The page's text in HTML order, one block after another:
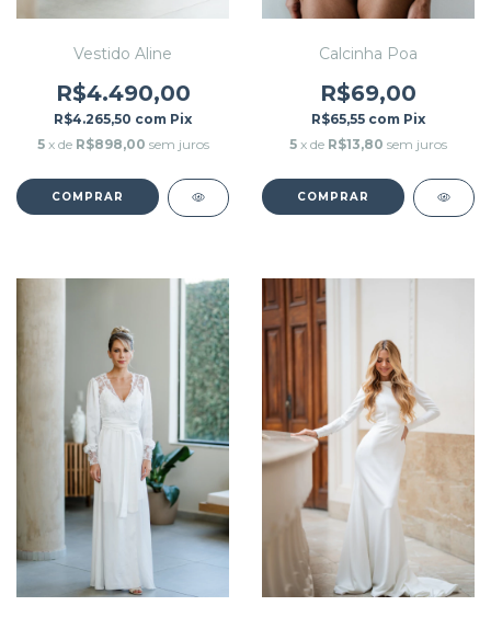
Vestido Aline
R$4.490,00
R$4.265,50 com Pix
5 x de R$898,00 sem juros
COMPRAR
Calcinha Poa
R$69,00
R$65,55 com Pix
5 x de R$13,80 sem juros
COMPRAR